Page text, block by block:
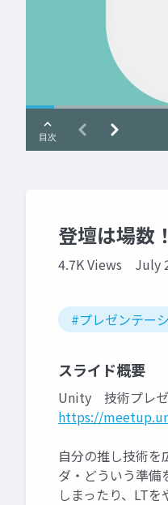
登壇は場数
4.7K Views July
#プレゼンテー
スライド概要
Unity 技術プレ
https://
自分の推し技術を
ダ・どういう準備
しまったり、LT